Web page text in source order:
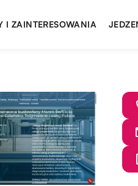
I ZAINTERESOWANIA